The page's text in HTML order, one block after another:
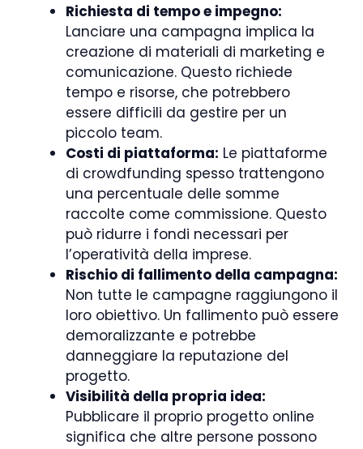
Richiesta di tempo e impegno:
Lanciare una campagna implica la
creazione di materiali di marketing e
comunicazione. Questo richiede
tempo e risorse, che potrebbero
essere difficili da gestire per un
piccolo team.
Costi di piattaforma: Le piattaforme
di crowdfunding spesso trattengono
una percentuale delle somme
raccolte come commissione. Questo
può ridurre i fondi necessari per
l’operatività della imprese.
Rischio di fallimento della campagna:
Non tutte le campagne raggiungono il
loro obiettivo. Un fallimento può essere
demoralizzante e potrebbe
danneggiare la reputazione del
progetto.
Visibilità della propria idea:
Pubblicare il proprio progetto online
significa che altre persone possono